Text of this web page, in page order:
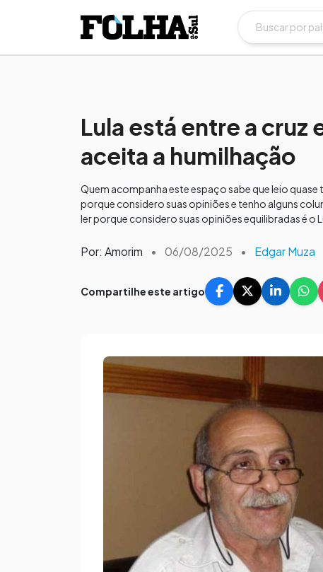
Lula está entre a cruz
aceita a humilhação
Quem acompanha este espaço sabe que leio
porque considero suas opiniões e tenho alguns
ler porque considero suas opiniões equilibradas é o
Por: Amorim • 06/08/2025 • Edgar Muza
Compartilhe este artigo